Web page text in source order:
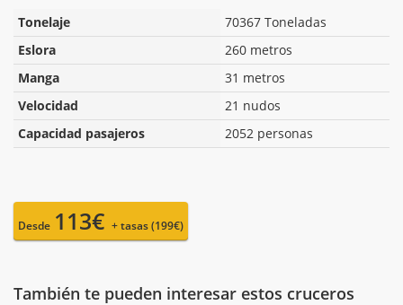
Tonelaje
70367 Toneladas
Eslora
260 metros
Manga
31 metros
Velocidad
21 nudos
Capacidad pasajeros
2052 personas
Desde 113€ + tasas (199€)
También te pueden interesar estos cruceros